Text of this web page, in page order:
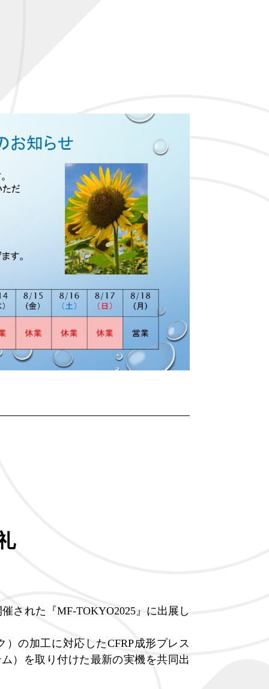
された『MF-TOKYO2025』に出展し
の加工に対応したCFRP成形プレス
）を取り付けた最新の実機を共同出